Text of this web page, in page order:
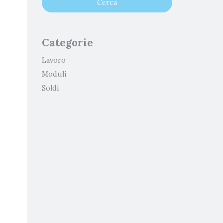
Categorie
Lavoro
Moduli
Soldi